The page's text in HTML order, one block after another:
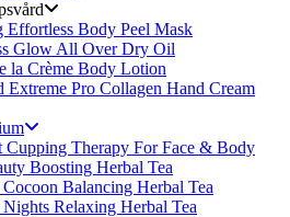
Effortless Body Peel Mask
Glow All Over Dry Oil
la Crème Body Lotion
Extreme Pro Collagen Hand Cream
Cupping Therapy For Face & Body
Boosting Herbal Tea
Balancing Herbal Tea
Nights Relaxing Herbal Tea